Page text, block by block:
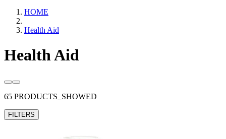
HOME
Health Aid
Health Aid
65 PRODUCTS_SHOWED
FILTERS